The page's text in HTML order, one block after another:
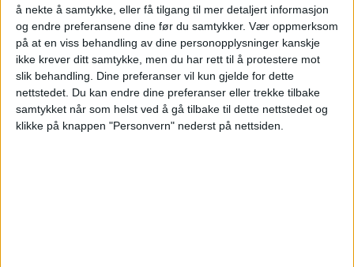
å nekte å samtykke, eller få tilgang til mer detaljert informasjon
og endre preferansene dine før du samtykker. Vær oppmerksom
på at en viss behandling av dine personopplysninger kanskje
ikke krever ditt samtykke, men du har rett til å protestere mot
slik behandling. Dine preferanser vil kun gjelde for dette
nettstedet. Du kan endre dine preferanser eller trekke tilbake
samtykket når som helst ved å gå tilbake til dette nettstedet og
klikke på knappen "Personvern" nederst på nettsiden.
Kafé Pica Pica på
Jessenløkken venter fortsatt